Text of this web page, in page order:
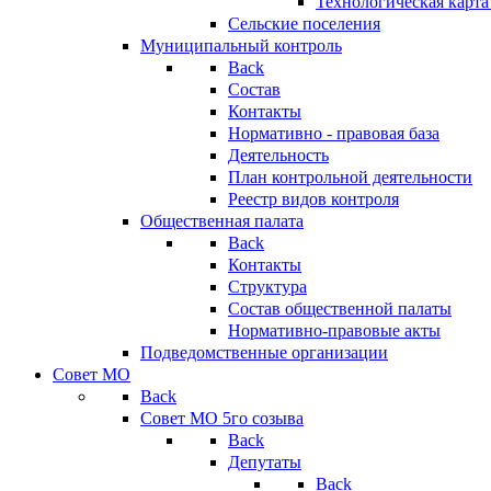
Сельские поселения
Муниципальный контроль
Back
Состав
Контакты
Нормативно - правовая база
Деятельность
План контрольной деятельности
Реестр видов контроля
Общественная палата
Back
Контакты
Структура
Состав общественной палаты
Нормативно-правовые акты
Подведомственные организации
Совет МО
Back
Совет МО 5го созыва
Back
Депутаты
Back